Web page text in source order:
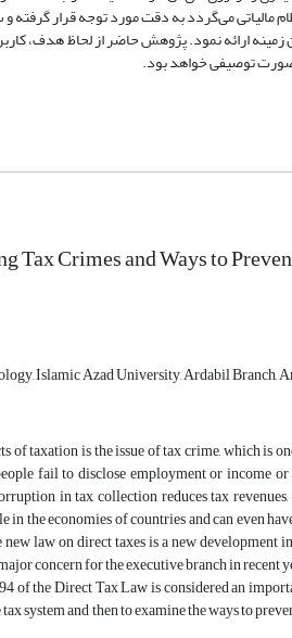
مالیاتی می‌گردد به دقت مورد توجه قرار گرفته
زمینه ارائه نمود. پژوهش حاضر از لحاظ هدف،
توصیفی خواهد بود.
Tax Crimes and Ways to
Islamic Azad University, Ardabil Branch,
of taxation is the issue of tax crime, which is
fail to disclose employment or income
in tax collection reduces tax
in the economies of countries and can even
law on direct taxes is a new
concern for the executive branch in
of the Direct Tax Law is considered an
system and then to examine the ways to